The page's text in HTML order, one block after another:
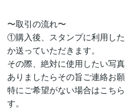
〜取引の流れ〜
①購入後、スタンプに利用し
か送っていただきます。
その際、絶対に使用したい写
ありましたらその旨ご連絡お願
特にご希望がない場合はこち
す。